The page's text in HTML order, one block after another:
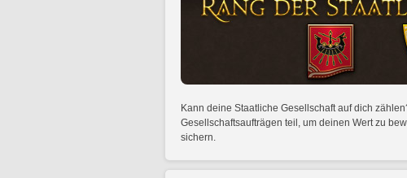
Kann deine Staatliche Gesellschaft auf dich
Gesellschaftsaufträgen teil, um deinen Wert zu
sichern.